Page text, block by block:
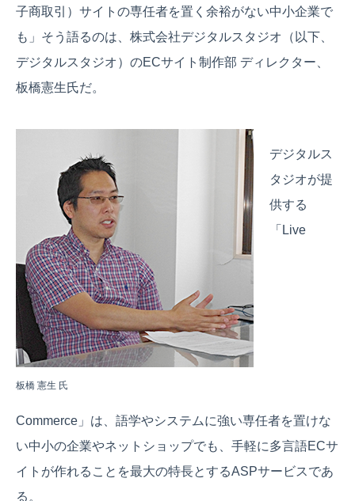
子商取引）サイトの専任者を置く余裕がない中小企業で
も」そう語るのは、株式会社デジタルスタジオ（以下、
デジタルスタジオ）のECサイト制作部 ディレクター、
板橋憲生氏だ。
板橋 憲生 氏
デジタルス
タジオが提
供する
「Live
Commerce」は、語学やシステムに強い専任者を置けな
い中小の企業やネットショップでも、手軽に多言語ECサ
イトが作れることを最大の特長とするASPサービスであ
る。